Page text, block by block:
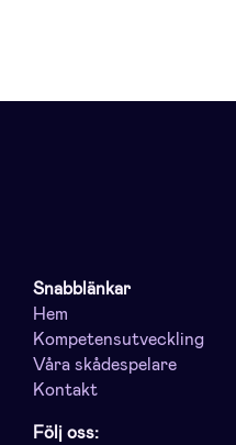
Snabblänkar
Hem
Kompetensutveckling
Våra skådespelare
Kontakt
Följ oss: